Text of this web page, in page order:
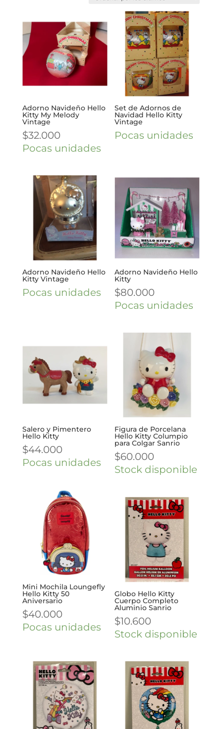
últimos
Adorno Navideño Hello
Kitty My Melody
Vintage
$32.000
Pocas unidades
Set de Adornos de
Navidad Hello Kitty
Vintage
Pocas unidades
Adorno Navideño Hello
Kitty Vintage
Pocas unidades
Adorno Navideño Hello
Kitty
$80.000
Pocas unidades
Salero y Pimentero
Hello Kitty
$44.000
Pocas unidades
Figura de Porcelana
Hello Kitty Columpio
para Colgar Sanrio
$60.000
Stock disponible
Mini Mochila Loungefly
Hello Kitty 50
Aniversario
$40.000
Pocas unidades
Globo Hello Kitty
Cuerpo Completo
Aluminio Sanrio
$10.600
Stock disponible